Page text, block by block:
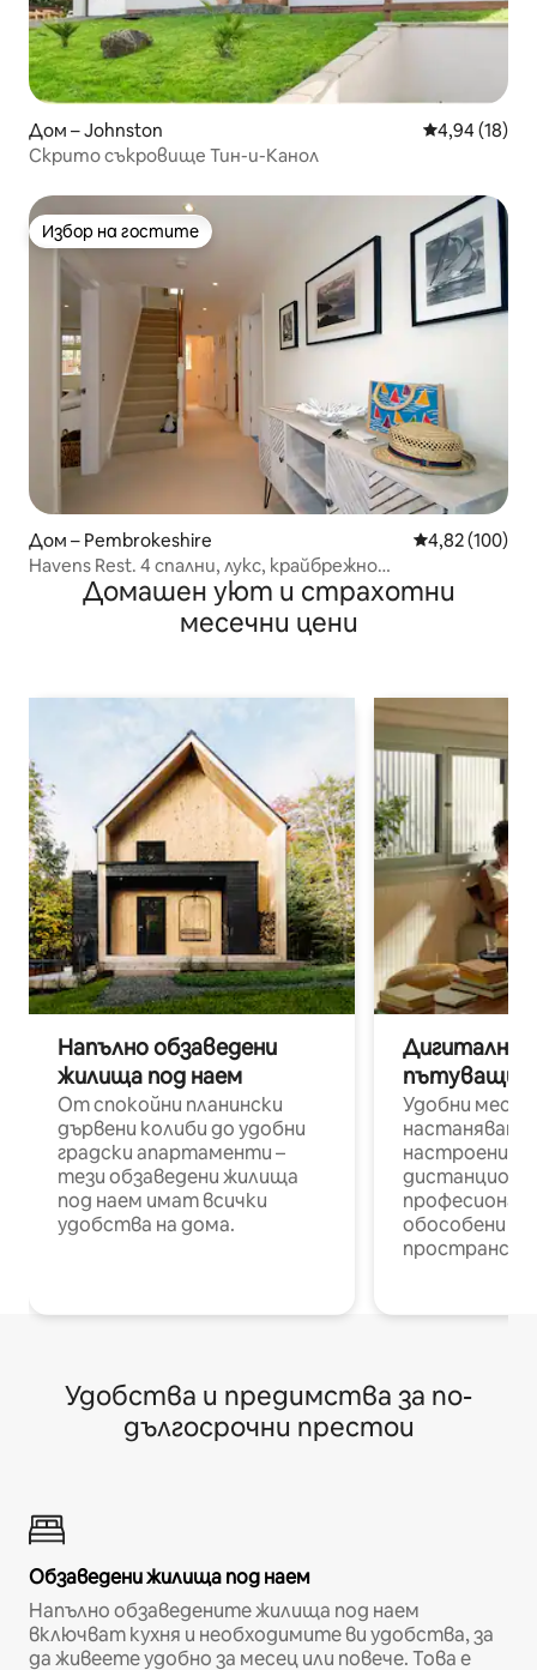
Дом – Johnston Средна
4,94 (18)
Скрито съкровище Тин-и-Канол
Избор на гостите
Избор на гостите
Дом – Pembrokeshire Средна
4,82 (100)
Havens Rest. 4 спални, лукс, крайбрежно
местоположение
Домашен уют и страхотни
месечни цени
Напълно обзаведени
жилища под наем
От спокойни планински
дървени колиби до удобни
градски апартаменти –
тези обзаведени жилища
под наем имат всички
удобства на дома.
Дигитални
пътуващи
Удобни
настаняване
настроени и
обособени
Удобства и предимства за по-
дългосрочни престои
Обзаведени жилища под наем
Напълно обзаведените жилища под наем
включват кухня и необходимите ви удобства, за
да живеете удобно за месец или повече. Това е